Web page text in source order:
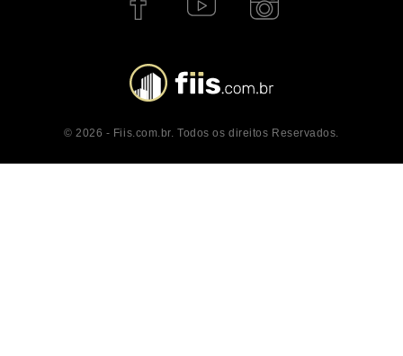
© 2026 - Fiis.com.br. Todos os direitos Reservados.